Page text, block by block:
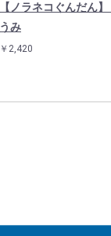
【ノラネコぐんだん
うみ
￥2,420